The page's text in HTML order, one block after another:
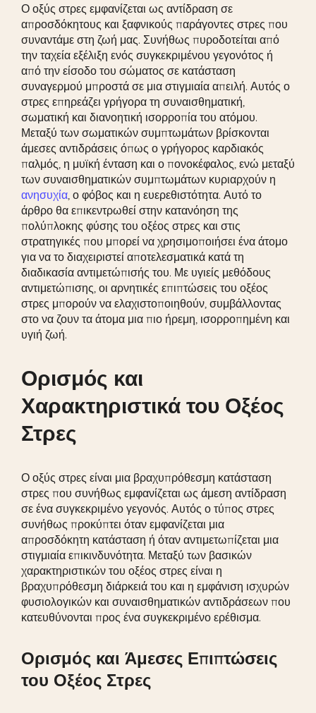
Ο οξύς στρες εμφανίζεται ως αντίδραση σε
απροσδόκητους και ξαφνικούς παράγοντες στρες που
συναντάμε στη ζωή μας. Συνήθως πυροδοτείται από
την ταχεία εξέλιξη ενός συγκεκριμένου γεγονότος ή
από την είσοδο του σώματος σε κατάσταση
συναγερμού μπροστά σε μια στιγμιαία απειλή. Αυτός ο
στρες επηρεάζει γρήγορα τη συναισθηματική,
σωματική και διανοητική ισορροπία του ατόμου.
Μεταξύ των σωματικών συμπτωμάτων βρίσκονται
άμεσες αντιδράσεις όπως ο γρήγορος καρδιακός
παλμός, η μυϊκή ένταση και ο πονοκέφαλος, ενώ μεταξύ
των συναισθηματικών συμπτωμάτων κυριαρχούν η
ανησυχία , ο φόβος και η ευερεθιστότητα. Αυτό το
άρθρο θα επικεντρωθεί στην κατανόηση της
πολύπλοκης φύσης του οξέος στρες και στις
στρατηγικές που μπορεί να χρησιμοποιήσει ένα άτομο
για να το διαχειριστεί αποτελεσματικά κατά τη
διαδικασία αντιμετώπισής του. Με υγιείς μεθόδους
αντιμετώπισης, οι αρνητικές επιπτώσεις του οξέος
στρες μπορούν να ελαχιστοποιηθούν, συμβάλλοντας
στο να ζουν τα άτομα μια πιο ήρεμη, ισορροπημένη και
υγιή ζωή.
Ορισμός και
Χαρακτηριστικά του Οξέος
Στρες
Ο οξύς στρες είναι μια βραχυπρόθεσμη κατάσταση
στρες που συνήθως εμφανίζεται ως άμεση αντίδραση
σε ένα συγκεκριμένο γεγονός. Αυτός ο τύπος στρες
συνήθως προκύπτει όταν εμφανίζεται μια
απροσδόκητη κατάσταση ή όταν αντιμετωπίζεται μια
στιγμιαία επικινδυνότητα. Μεταξύ των βασικών
χαρακτηριστικών του οξέος στρες είναι η
βραχυπρόθεσμη διάρκειά του και η εμφάνιση ισχυρών
φυσιολογικών και συναισθηματικών αντιδράσεων που
κατευθύνονται προς ένα συγκεκριμένο ερέθισμα.
Ορισμός και Άμεσες Επιπτώσεις
του Οξέος Στρες